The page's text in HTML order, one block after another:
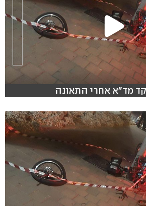
מד"א אחרי התאונה